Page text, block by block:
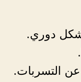
دوري.
عن التسربات.